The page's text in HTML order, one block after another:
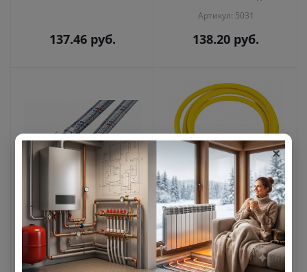
137.46 руб.
Артикул: 5031
138.20 руб.
Подводка для воды
1/2" г-г 0,6 м ELKA
(170/10)
Много на складе
Шланг газовый ПВХ
(желтый) 1/2" г/г 0,6 м
(50)
Много на складе
×